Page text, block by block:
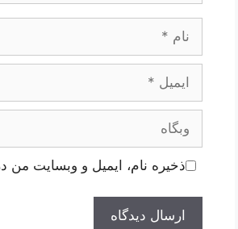
ایمیل
وبگاه
ذخیره نام، ایمیل و وبسایت من